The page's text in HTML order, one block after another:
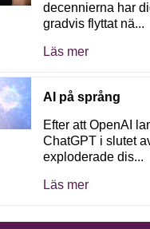
decennierna har
gradvis flyttat nä...
Läs mer
AI på språng
Efter att OpenAI
ChatGPT i slutet
exploderade dis...
Läs mer